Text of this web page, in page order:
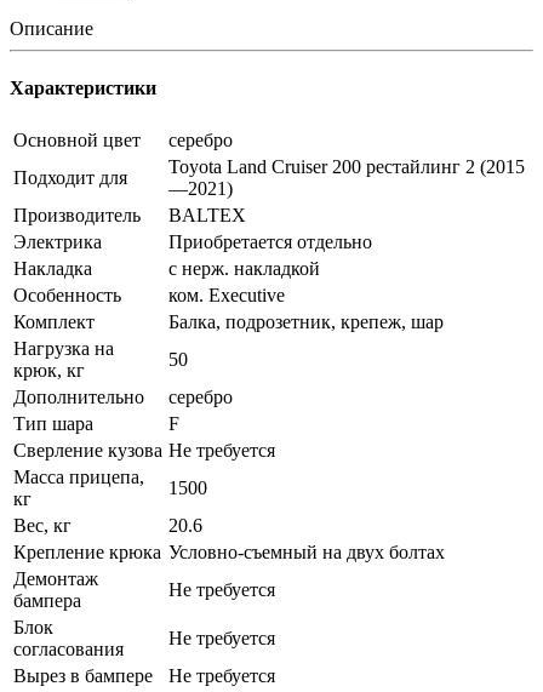
Описание
Характеристики
Основной цвет
серебро
Подходит для
Toyota Land Cruiser 200 рестайлинг 2 (2015
—2021)
Производитель
BALTEX
Электрика
Приобретается отдельно
Накладка
с нерж. накладкой
Особенность
ком. Executive
Комплект
Балка, подрозетник, крепеж, шар
Нагрузка на
крюк, кг
50
Дополнительно
серебро
Тип шара
F
Сверление кузова Не требуется
Масса прицепа,
кг
1500
Вес, кг
20.6
Крепление крюка Условно-съемный на двух болтах
Демонтаж
бампера
Не требуется
Блок
согласования
Не требуется
Вырез в бампере
Не требуется